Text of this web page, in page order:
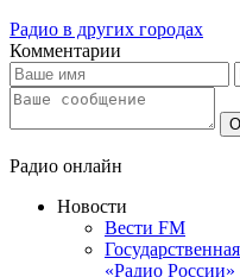
Радио в других городах
Комментарии
Радио онлайн
Новости
Вести FM
«Радио России»